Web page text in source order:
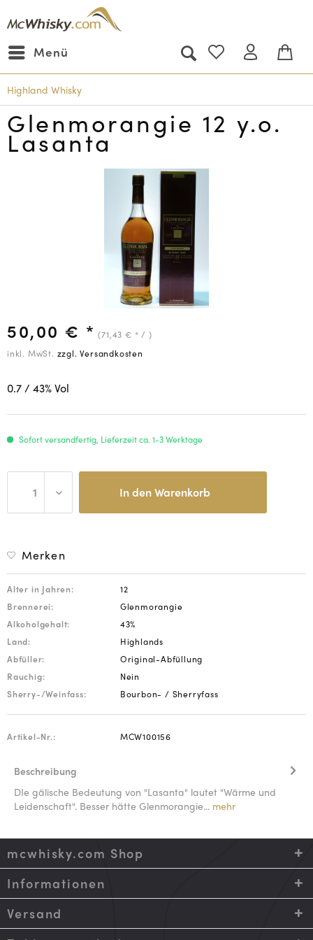
Menü
Highland Whisky
Glenmorangie 12 y.o.
Lasanta
50,00 € * (71,43 € * / )
inkl. MwSt. zzgl. Versandkosten
0.7/ 43% Vol
Sofort versandfertig, Lieferzeit ca. 1-3 Werktage
In denWarenkorb
Merken
Alter in Jahren:
12
Brennerei:
Glenmorangie
Alkoholgehalt:
43%
Land:
Highlands
Abfüller:
Original-Abfüllung
Rauchig:
Nein
Sherry-/Weinfass:
Bourbon- / Sherryfass
Artikel-Nr.: MCW100156
Beschreibung
DIe gälische Bedeutung von "Lasanta" lautet "Wärme und
Leidenschaft". Besser hätte Glenmorangie... mehr
mcwhisky.com Shop
Informationen
Versand